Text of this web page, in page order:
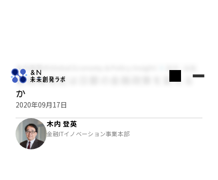
木内登英のGlobal Economy & Policy Insight
菅政権発足は日銀の金融政策を変える
か
2020年09月17日
木内 登英
金融ITイノベーション事業本部